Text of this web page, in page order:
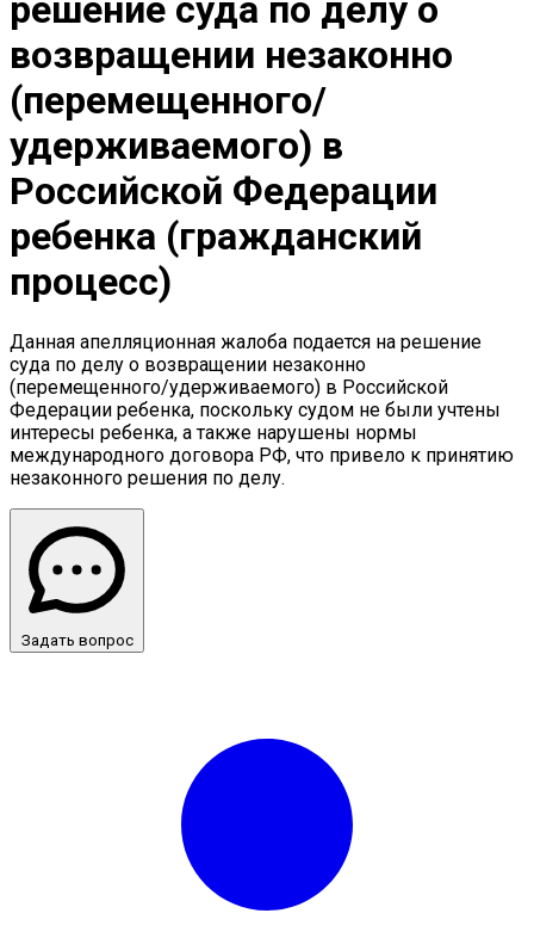
решение суда по делу о
возвращении незаконно
(перемещенного/
удерживаемого) в
Российской Федерации
ребенка (гражданский
процесс)
Данная апелляционная жалоба подается на решение
суда по делу о возвращении незаконно
(перемещенного/удерживаемого) в Российской
Федерации ребенка, поскольку судом не были учтены
интересы ребенка, а также нарушены нормы
международного договора РФ, что привело к принятию
незаконного решения по делу.
Задать вопрос